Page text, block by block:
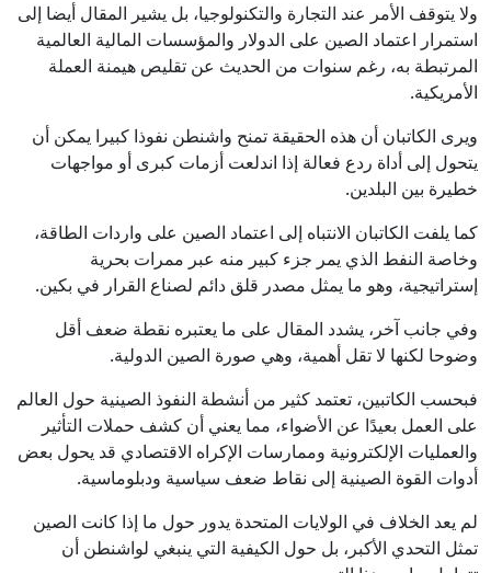
ولا يتوقف الأمر عند التجارة والتكنولوجيا، بل يشير المقال أيضا إلى
استمرار اعتماد الصين على الدولار والمؤسسات المالية العالمية
المرتبطة به، رغم سنوات من الحديث عن تقليص هيمنة العملة
الأمريكية.
ويرى الكاتبان أن هذه الحقيقة تمنح واشنطن نفوذا كبيرا يمكن أن
يتحول إلى أداة ردع فعالة إذا اندلعت أزمات كبرى أو مواجهات
خطيرة بين البلدين.
كما يلفت الكاتبان الانتباه إلى اعتماد الصين على واردات الطاقة،
وخاصة النفط الذي يمر جزء كبير منه عبر ممرات بحرية
إستراتيجية، وهو ما يمثل مصدر قلق دائم لصناع القرار في بكين.
وفي جانب آخر، يشدد المقال على ما يعتبره نقطة ضعف أقل
وضوحا لكنها لا تقل أهمية، وهي صورة الصين الدولية.
فبحسب الكاتبين، تعتمد كثير من أنشطة النفوذ الصينية حول العالم
على العمل بعيدًا عن الأضواء، مما يعني أن كشف حملات التأثير
والعمليات الإلكترونية وممارسات الإكراه الاقتصادي قد يحول بعض
أدوات القوة الصينية إلى نقاط ضعف سياسية ودبلوماسية.
لم يعد الخلاف في الولايات المتحدة يدور حول ما إذا كانت الصين
تمثل التحدي الأكبر، بل حول الكيفية التي ينبغي لواشنطن أن